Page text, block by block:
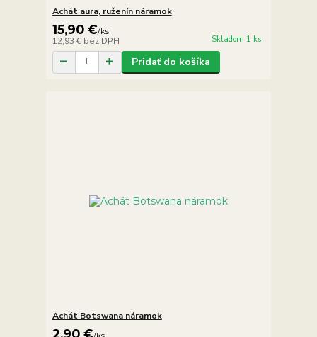
Achát aura, ruženín náramok
15,90 €/ks
12,93 € bez DPH Skladom 1 ks
Pridať do košíka
Achát Botswana náramok
2,90 €